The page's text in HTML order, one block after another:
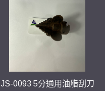
JS-0093 5分通用油脂刮刀